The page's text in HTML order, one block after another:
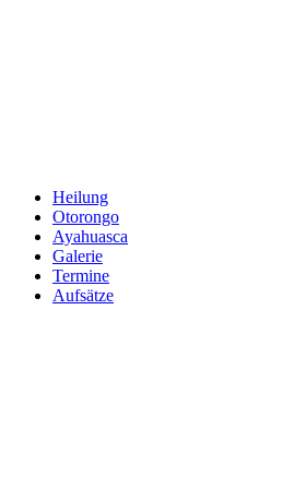
Heilung
Otorongo
Ayahuasca
Galerie
Termine
Aufsätze